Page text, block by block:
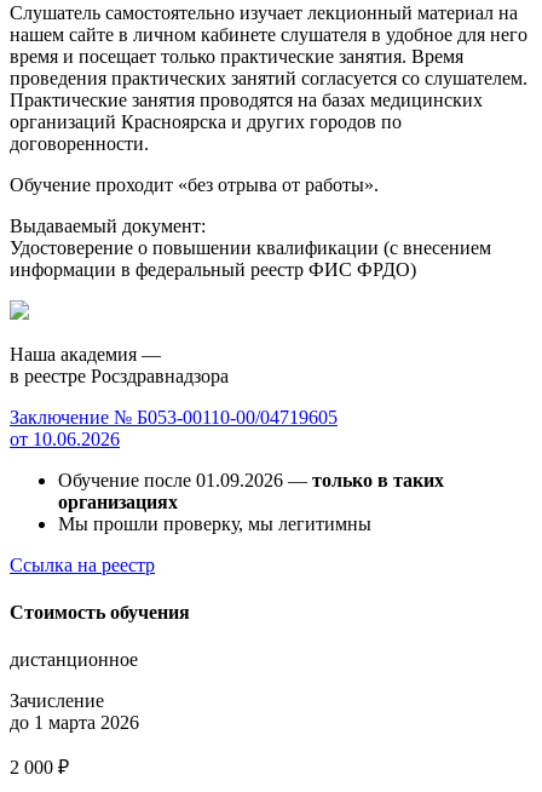
Слушатель самостоятельно изучает лекционный материал на
нашем сайте в личном кабинете слушателя в удобное для него
время и посещает только практические занятия. Время
проведения практических занятий согласуется со слушателем.
Практические занятия проводятся на базах медицинских
организаций Красноярска и других городов по
договоренности.
Обучение проходит «без отрыва от работы».
Выдаваемый документ:
Удостоверение о повышении квалификации (с внесением
информации в федеральный реестр ФИС ФРДО)
Наша академия —
в реестре Росздравнадзора
Заключение № Б053-00110-00/04719605
от 10.06.2026
Обучение после 01.09.2026 — только в таких
организациях
Мы прошли проверку, мы легитимны
Ссылка на реестр
Стоимость обучения
дистанционное
Зачисление
до 1 марта 2026
2 000 ₽